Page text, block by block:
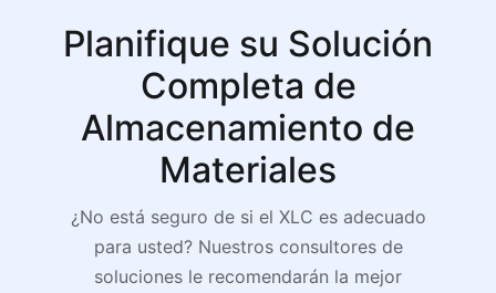
Planifique su Solución
Completa de
Almacenamiento de
Materiales
¿No está seguro de si el XLC es adecuado
para usted? Nuestros consultores de
soluciones le recomendarán la mejor